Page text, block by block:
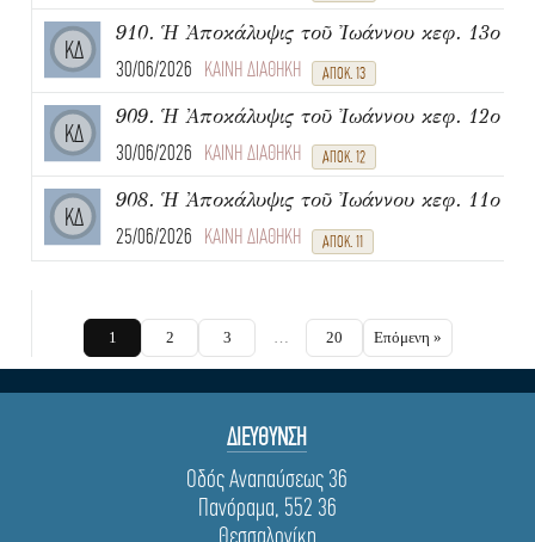
ΚΔ
910. Ἡ Ἀποκάλυψις τοῦ Ἰωάννου κεφ. 13ο
30/06/2026 ΚΑΙΝΗ ΔΙΑΘΗΚΗ ΑΠΟΚ. 13
ΚΔ
909. Ἡ Ἀποκάλυψις τοῦ Ἰωάννου κεφ. 12ο
30/06/2026 ΚΑΙΝΗ ΔΙΑΘΗΚΗ ΑΠΟΚ. 12
ΚΔ
908. Ἡ Ἀποκάλυψις τοῦ Ἰωάννου κεφ. 11ο
25/06/2026 ΚΑΙΝΗ ΔΙΑΘΗΚΗ ΑΠΟΚ. 11
1 2 3 … 20 Επόμενη »
ΔΙΕΥΘΥΝΣΗ
Οδός Αναπαύσεως 36
Πανόραμα, 552 36
Θεσσαλονίκη